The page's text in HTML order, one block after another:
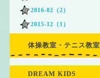
2016-02（2）
2015-12（1）
体操教室・テニス教室
DREAM KIDS